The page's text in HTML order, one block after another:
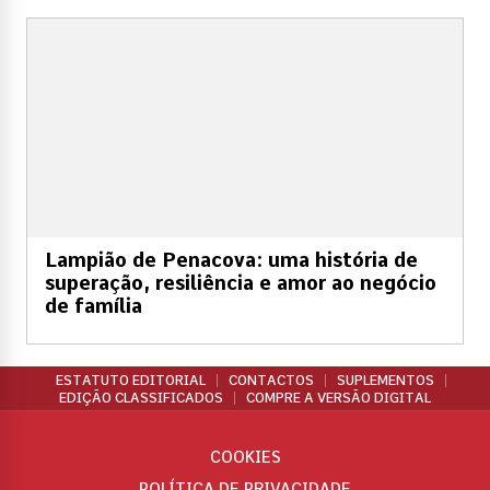
Lampião de Penacova: uma história de
superação, resiliência e amor ao negócio
de família
ESTATUTO EDITORIAL CONTACTOS
SUPLEMENTOS
EDIÇÃO CLASSIFICADOS
COMPRE A VERSÃO DIGITAL
COOKIES